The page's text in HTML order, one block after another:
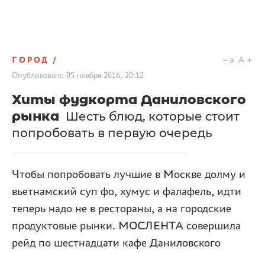
ГОРОД
Опубликовано 05 ноября 2016, 20:12
a A
Хиты фудкорта Даниловского
рынка Шесть блюд, которые стоит
попробовать в первую очередь
Чтобы попробовать лучшие в Москве долму и
вьетнамский суп фо, хумус и фалафель, идти
теперь надо не в рестораны, а на городские
продуктовые рынки. МОСЛЕНТА совершила
рейд по шестнадцати кафе Даниловского